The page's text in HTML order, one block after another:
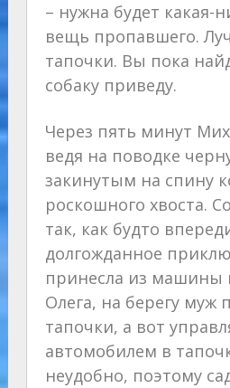
– нужна будет какая-
вещь пропавшего.
тапочки. Вы пока
собаку приведу.
Через пять минут
ведя на поводке
закинутым на спину
роскошного хвоста.
так, как будто
долгожданное
принесла из машины
Олега, на берегу муж
тапочки, а вот
автомобилем в
неудобно, поэтому